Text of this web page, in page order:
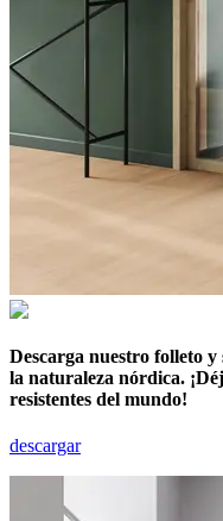
Descarga nuestro folleto y
la naturaleza nórdica.
resistentes del mundo!
descargar